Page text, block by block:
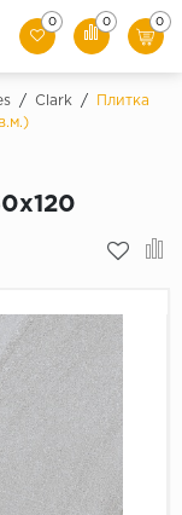
0 0 0
/ Clark /
Плитка